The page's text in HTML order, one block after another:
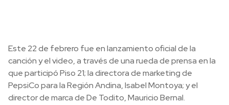
Este 22 de febrero fue en lanzamiento oficial de la
canción y el video, a través de una rueda de prensa en la
que participó Piso 21; la directora de marketing de
PepsiCo para la Región Andina, Isabel Montoya; y el
director de marca de De Todito, Mauricio Bernal.